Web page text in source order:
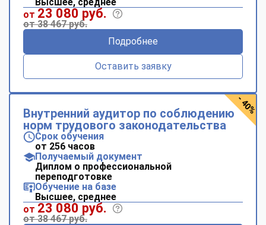
от 23 080 руб.
от 38 467 руб.
Подробнее
Оставить заявку
Внутренний аудитор по соблюдению
норм трудового законодательства
Срок обучения
от 256 часов
Получаемый документ
Диплом о профессиональной
переподготовке
Обучение на базе
Высшее, среднее
от 23 080 руб.
от 38 467 руб.
- 40%